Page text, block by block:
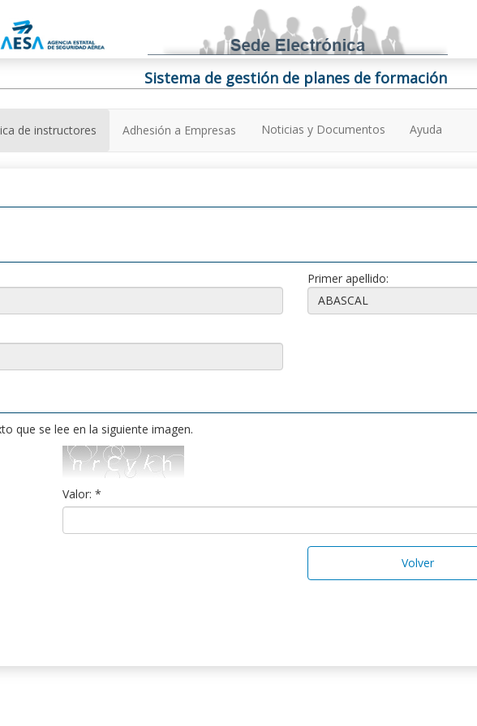
Sistema de gestión de planes de formación
de instructores Adhesión a Empresas Noticias y Documentos Ayuda
Primer apellido:
que se lee en la siguiente imagen.
Valor: *
Volver